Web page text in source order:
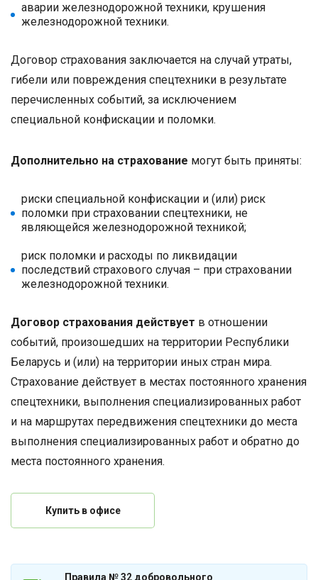
аварии железнодорожной техники, крушения
железнодорожной техники.
Договор страхования заключается на случай утраты,
гибели или повреждения спецтехники в результате
перечисленных событий, за исключением
специальной конфискации и поломки.
Дополнительно на страхование могут быть приняты:
риски специальной конфискации и (или) риск
поломки при страховании спецтехники, не
являющейся железнодорожной техникой;
риск поломки и расходы по ликвидации
последствий страхового случая – при страховании
железнодорожной техники.
Договор страхования действует в отношении
событий, произошедших на территории Республики
Беларусь и (или) на территории иных стран мира.
Страхование действует в местах постоянного хранения
спецтехники, выполнения специализированных работ
и на маршрутах передвижения спецтехники до места
выполнения специализированных работ и обратно до
места постоянного хранения.
Купить в офисе
Правила № 32 добровольного